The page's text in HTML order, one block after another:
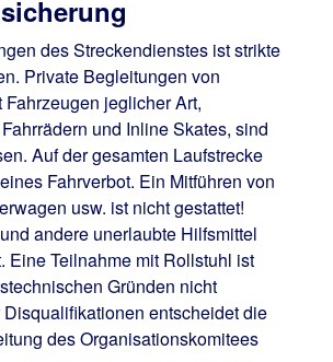
des Streckendienstes ist strikte
Private Begleitungen von
Fahrzeugen jeglicher Art,
und Inline Skates, sind
Auf der gesamten Laufstrecke
Fahrverbot. Ein Mitführen von
usw. ist nicht gestattet!
andere unerlaubte Hilfsmittel
Eine Teilnahme mit Rollstuhl ist
Gründen nicht
entscheidet die
des Organisationskomitees